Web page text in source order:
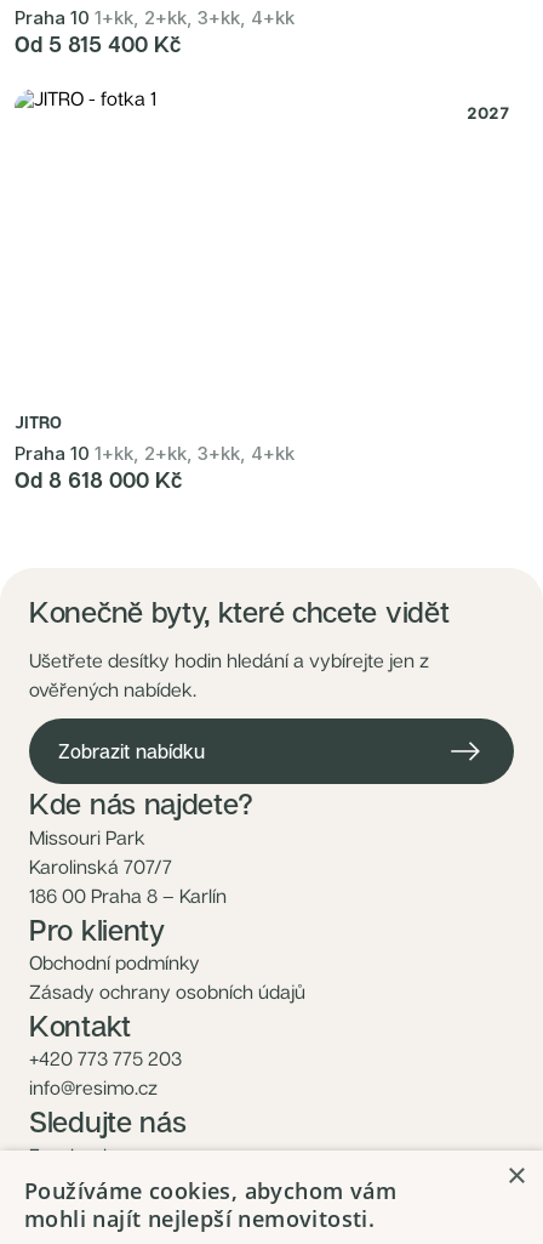
Praha 10 1+kk, 2+kk, 3+kk, 4+kk
Od 5 815 400 Kč
2027
JITRO
Praha 10 1+kk, 2+kk, 3+kk, 4+kk
Od 8 618 000 Kč
Konečně byty, které chcete vidět
Ušetřete desítky hodin hledání a vybírejte jen z
ověřených nabídek.
Zobrazit nabídku
Kde nás najdete?
Missouri Park
Karolinská 707/7
186 00 Praha 8 – Karlín
Pro klienty
Obchodní podmínky
Zásady ochrany osobních údajů
Kontakt
+420 773 775 203
info@resimo.cz
Sledujte nás
Facebook
Instagram
×
Používáme cookies, abychom vám
mohli najít nejlepší nemovitosti.